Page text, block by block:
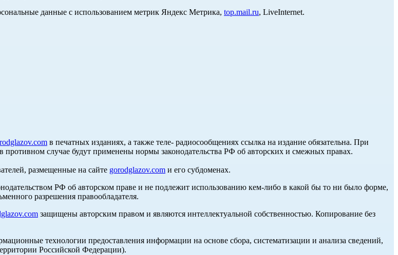
данные с использованием метрик Яндекс Метрика, top.mail.ru, LiveInternet.
в печатных изданиях, а также теле- радиосообщениях ссылка на издание обязательна. При
противном случае будут применены нормы законодательства РФ об авторских и смежных правах.
размещенные на сайте gorodglazov.com и его субдоменах.
РФ об авторском праве и не подлежит использованию кем-либо в какой бы то ни было форме,
разрешения правообладателя.
защищены авторским правом и являются интеллектуальной собственностью. Копирование без
технологии предоставления информации на основе сбора, систематизации и анализа сведений,
Российской Федерации).